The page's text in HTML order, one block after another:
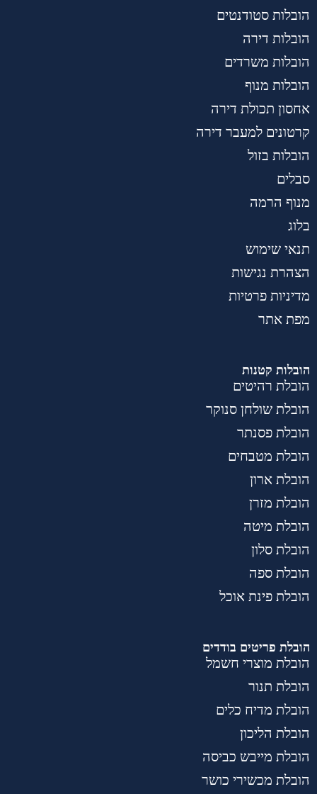
הובלות סטודנטים
הובלות דירה
הובלות משרדים
הובלות מנוף
אחסון תכולת דירה
קרטונים למעבר דירה
הובלות בזול
סבלים
מנוף הרמה
בלוג
תנאי שימוש
הצהרת נגישות
מדיניות פרטיות
מפת אתר
הובלות קטנות
הובלת רהיטים
הובלת שולחן סנוקר
הובלת פסנתר
הובלת מטבחים
הובלת ארון
הובלת מזרן
הובלת מיטה
הובלת סלון
הובלת ספה
הובלת פינת אוכל
הובלת פריטים בודדים
הובלת מוצרי חשמל
הובלת תנור
הובלת מדיח כלים
הובלת הליכון
הובלת מייבש כביסה
הובלת מכשירי כושר